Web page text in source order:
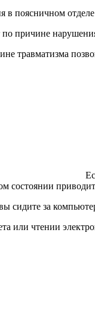
в поясничном
причине
травматизма
состоянии
сидите за
или чтении